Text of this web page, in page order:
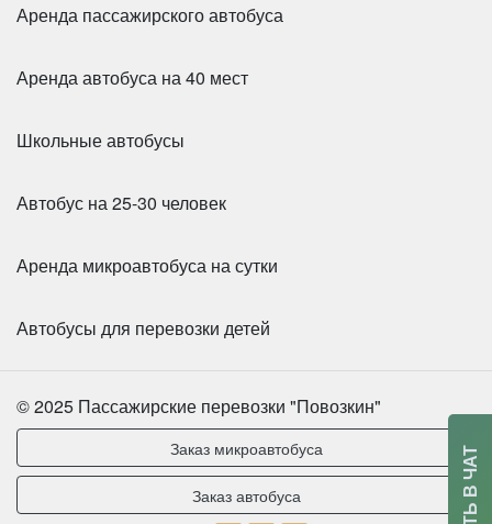
Аренда пассажирского автобуса
Аренда автобуса на 40 мест
Школьные автобусы
Автобус на 25-30 человек
Аренда микроавтобуса на сутки
Автобусы для перевозки детей
© 2025 Пассажирские перевозки "Повозкин"
Заказ микроавтобуса
Заказ автобуса